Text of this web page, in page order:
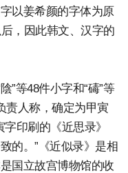
以姜希颜的字体为原
，因此韩文、汉字的
”等48件小字和“碡”等
责人称，确定为甲寅
印刷的《近思录》
的。”《近似录》是相
国立故宫博物馆的收